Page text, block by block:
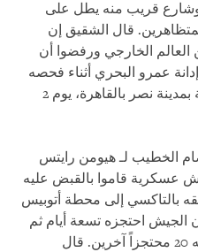
وشارع قريب منه يطل على
قال الشقيق إن
الخارجي ورفضوا أن
عمرو البحري أثناء فحصه
لسجلات في المحكمة العسكرية بمدينة نصر بالقاهرة، يوم 2
الخطيب لـ هيومن رايتس
عسكرية قاموا بالقبض عليه
بالتاكسي إلى محطة أتوبيس
الجيش احتجزه تسعة أيام ثم
أحيل إلى النيابة العسكرية، ومعه 20 محتجزاً آخرين. قال